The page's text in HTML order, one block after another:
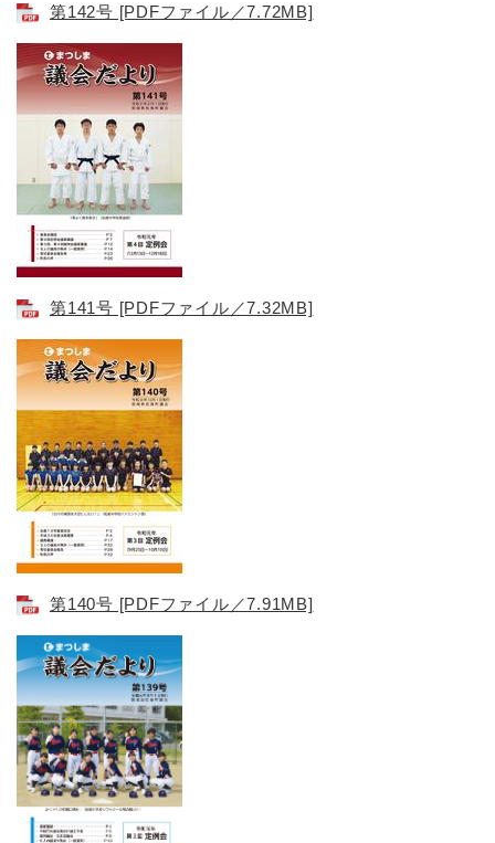
第142号 [PDFファイル／7.72MB]
第141号 [PDFファイル／7.32MB]
第140号​ [PDFファイル／7.91MB]